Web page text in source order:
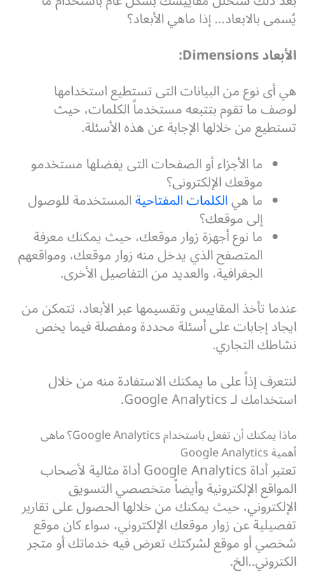
يُسمى بالابعاد… إذا ماهي الأبعاد؟
الأبعاد Dimensions:
هي أى نوع من البيانات التى تستطيع استخدامها
لوصف ما تقوم بتتبعه مستخدماً الكلمات، حيث
تستطيع من خلالها الإجابة عن هذه الأسئلة.
ما الأجزاء أو الصفحات التى يفضلها مستخدمو
موقعك الإلكترونى؟
ما هيالكلمات المفتاحيةالمستخدمة للوصول
إلى موقعك؟
ما نوع أجهزة زوار موقعك، حيث يمكنك معرفة
المتصفح الذي يدخل منه زوار موقعك، ومواقعهم
الجغرافية، والعديد من التفاصيل الأخرى.
عندما تأخذ المقاييس وتقسيمها عبر الأبعاد، تتمكن من
ايجاد إجابات على أسئلة محددة ومفصلة فيما يخص
نشاطك التجاري.
لنتعرف إذاً على ما يمكنك الاستفادة منه من خلال
استخدامك لـ Google Analytics.
ماذا يمكنك أن تفعل باستخدام Google Analytics؟ ماهى
أهمية Google Analytics
تعتبر أداة Google Analytics أداة مثالية لأصحاب
المواقع الإلكترونية وأيضاً متخصصي التسويق
الإلكتروني، حيث يمكنك من خلالها الحصول على تقارير
تفصيلية عن زوار موقعك الإلكتروني، سواء كان موقع
شخصي أو موقع لشركتك تعرض فيه خدماتك أو متجر
الكتروني..الخ.